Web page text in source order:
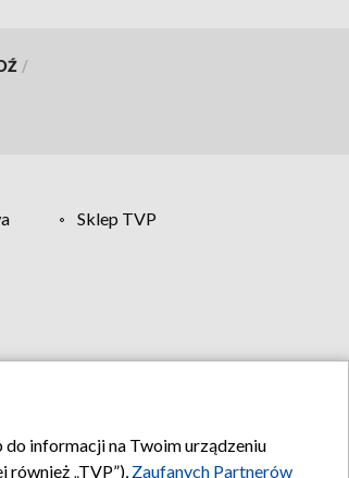
/
Sklep TVP
informacji na Twoim urządzeniu
„TVP”), Zaufanych Partnerów